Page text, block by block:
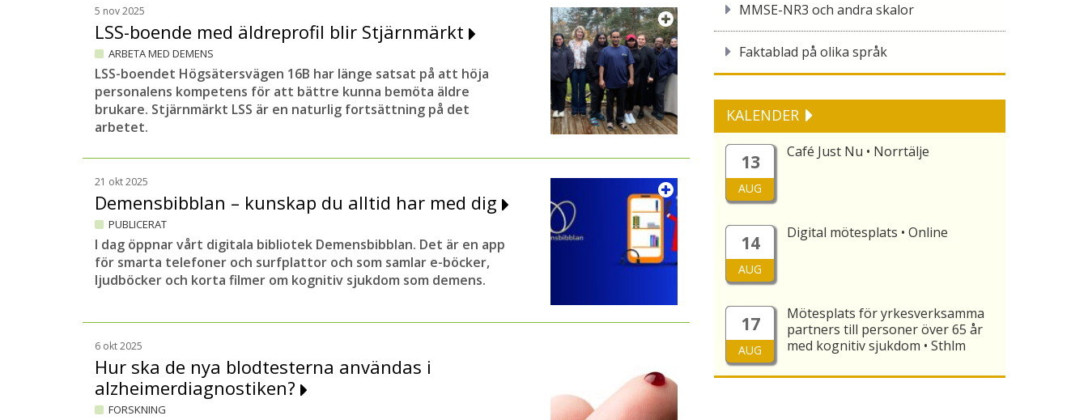
5 nov 2025
LSS-boende med äldreprofil blir Stjärnmärkt
ARBETA MED DEMENS
LSS-boendet Högsätersvägen 16B har länge satsat på att höja
personalens kompetens för att bättre kunna bemöta äldre
brukare. Stjärnmärkt LSS är en naturlig fortsättning på det
arbetet.
21 okt 2025
Demensbibblan – kunskap du alltid har med dig
PUBLICERAT
I dag öppnar vårt digitala bibliotek Demensbibblan. Det är en app
för smarta telefoner och surfplattor och som samlar e-böcker,
ljudböcker och korta filmer om kognitiv sjukdom som demens.
6 okt 2025
Hur ska de nya blodtesterna användas i
alzheimerdiagnostiken?
FORSKNING
MMSE-NR3 och andra skalor
Faktablad på olika språk
KALENDER
13
AUG
Café Just Nu • Norrtälje
14
AUG
Digital mötesplats • Online
17
AUG
Mötesplats för yrkesverksamma
partners till personer över 65 år
med kognitiv sjukdom • Sthlm